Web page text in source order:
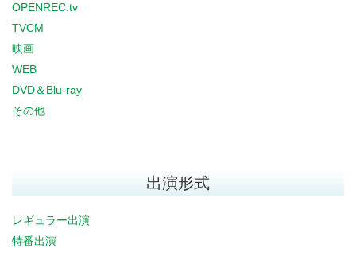
OPENREC.tv
TVCM
映画
WEB
DVD＆Blu-ray
その他
出演形式
レギュラー出演
特番出演